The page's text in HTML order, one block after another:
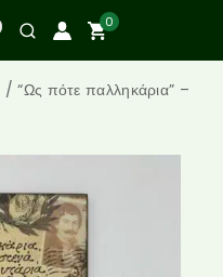
0
/ “Ως πότε παλληκάρια” –